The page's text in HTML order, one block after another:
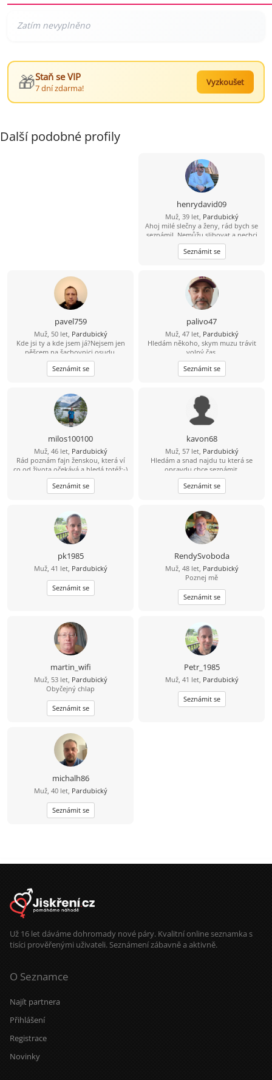
🎁Staň se VIP
7 dní zdarma!
Vyzkoušet
Další podobné profily
henrydavid09
Muž, 39 let, Pardubický
Ahoj milé slečny a ženy, rád bych se
seznámil. Nemůžu slibovat a nechci
hory doly a modré z nebes. To, jaký
vztah se časem vyvine, ukáže až
osobní schůzka a čas. Jsem
možná o něco víc, než je normální.
Rád jezdím a trávím čas u vody,
paddleboard mám v oblibě atd.
Mám rád procházky, výlety autem,
případně bych rád někdy i
zakempoval a podle možností
přenocoval v přírodě v autě. Mám
rád hudbu, ta mi dává energii. Z
filmů mě baví sci-fi, fantasy,
dobrodružné a podle skutečné
události – zkrátka asi všechno kromě
budu rád. Zatím ahoj ????
Seznámit se
pavel759
Muž, 50 let, Pardubický
Kde jsi ty a kde jsem já?Nejsem jen
pěšcem na šachovnici osudu.
Seznámit se
palivo47
Muž, 47 let, Pardubický
Hledám někoho, skym muzu trávit
,volný čas..
Seznámit se
milos100100
Muž, 46 let, Pardubický
Rád poznám fajn ženskou, která ví
co od života očekává a hledá totéž:-)
Seznámit se
kavon68
Muž, 57 let, Pardubický
Hledám a snad najdu tu která se
opravdu chce seznámit.
Seznámit se
pk1985
Muž, 41 let, Pardubický
Seznámit se
RendySvoboda
Muž, 48 let, Pardubický
Poznej mě
Seznámit se
martin_wifi
Muž, 53 let, Pardubický
Obyčejný chlap
Seznámit se
Petr_1985
Muž, 41 let, Pardubický
Seznámit se
michalh86
Muž, 40 let, Pardubický
Seznámit se
Už 16 let dáváme dohromady nové páry. Kvalitní online seznamka s
tisíci prověřenými uživateli. Seznámení zábavně a aktivně.
O Seznamce
Najít partnera
Přihlášení
Registrace
Novinky